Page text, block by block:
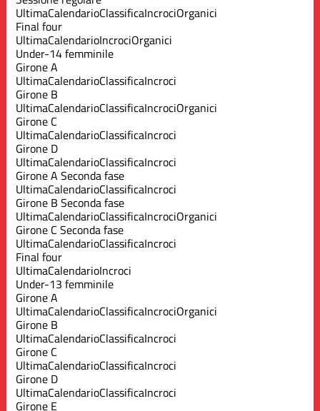
UltimaCalendarioClassificaIncrociOrganici
Final four
UltimaCalendarioIncrociOrganici
Under-14 femminile
Girone A
UltimaCalendarioClassificaIncroci
Girone B
UltimaCalendarioClassificaIncrociOrganici
Girone C
UltimaCalendarioClassificaIncroci
Girone D
UltimaCalendarioClassificaIncroci
Girone A Seconda fase
UltimaCalendarioClassificaIncroci
Girone B Seconda fase
UltimaCalendarioClassificaIncrociOrganici
Girone C Seconda fase
UltimaCalendarioClassificaIncroci
Final four
UltimaCalendarioIncroci
Under-13 femminile
Girone A
UltimaCalendarioClassificaIncrociOrganici
Girone B
UltimaCalendarioClassificaIncroci
Girone C
UltimaCalendarioClassificaIncroci
Girone D
UltimaCalendarioClassificaIncroci
Girone E